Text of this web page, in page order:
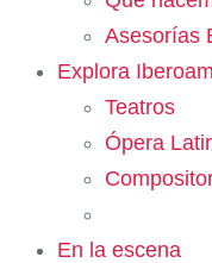
Asesorías
Explora
Teatros
Ópera
En la escena